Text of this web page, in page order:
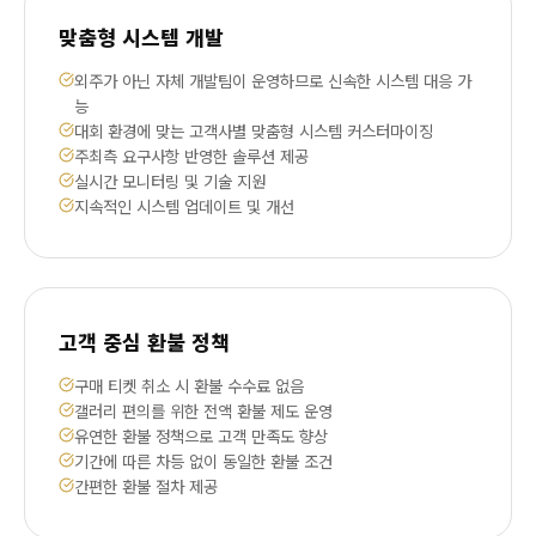
맞춤형 시스템 개발
외주가 아닌 자체 개발팀이 운영하므로 신속한 시스템 대응 가
능
대회 환경에 맞는 고객사별 맞춤형 시스템 커스터마이징
주최측 요구사항 반영한 솔루션 제공
실시간 모니터링 및 기술 지원
지속적인 시스템 업데이트 및 개선
고객 중심 환불 정책
구매 티켓 취소 시 환불 수수료 없음
갤러리 편의를 위한 전액 환불 제도 운영
유연한 환불 정책으로 고객 만족도 향상
기간에 따른 차등 없이 동일한 환불 조건
간편한 환불 절차 제공